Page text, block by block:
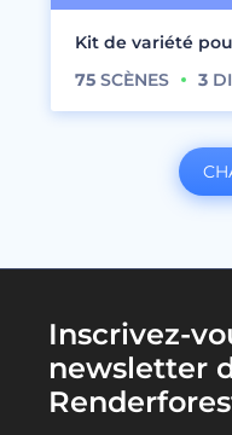
Kit de variété
75 SCÈNES 3
Inscrivez-
newsletter